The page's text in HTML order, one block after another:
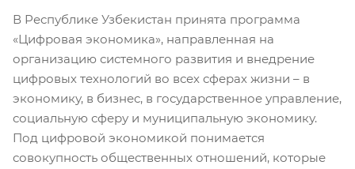
В Республике Узбекистан принята программа
«Цифровая экономика», направленная на
организацию системного развития и внедрение
цифровых технологий во всех сферах жизни – в
экономику, в бизнес, в государственное управление,
социальную сферу и муниципальную экономику.
Под цифровой экономикой понимается
совокупность общественных отношений, которые